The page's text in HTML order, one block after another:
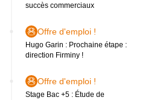
succès commerciaux
Offre d'emploi !
Hugo Garin : Prochaine étape :
direction Firminy !
Offre d'emploi !
Stage Bac +5 : Étude de